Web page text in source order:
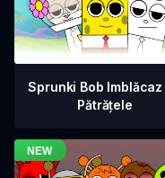
Sprunki Bob Imblăcaz
Pătrățele